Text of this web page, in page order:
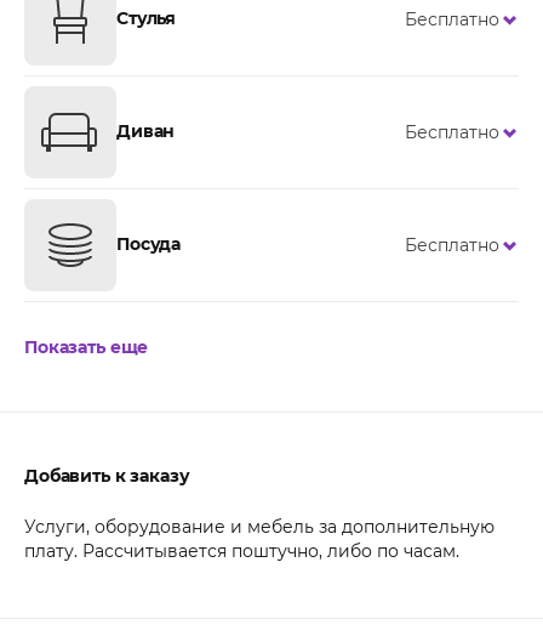
Стулья Бесплатно
Диван Бесплатно
Посуда Бесплатно
Показать еще
Добавить к заказу
Услуги, оборудование и мебель за дополнительную
плату. Рассчитывается поштучно, либо по часам.